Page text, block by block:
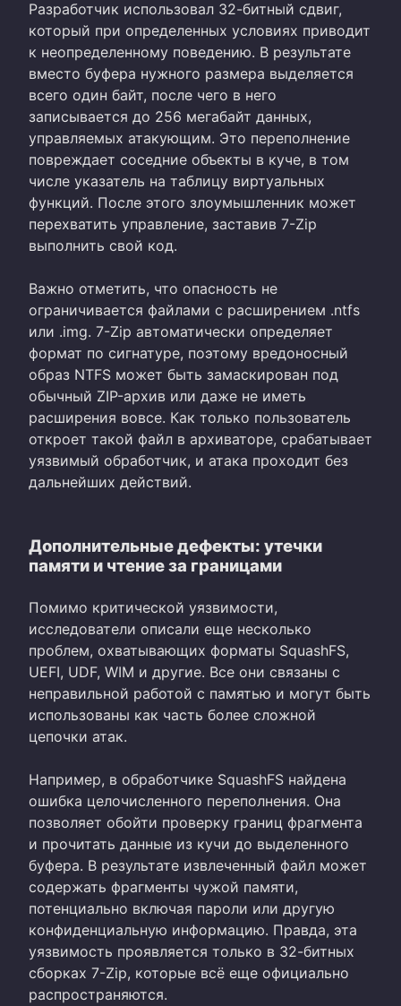
Разработчик использовал 32-битный сдвиг,
который при определенных условиях приводит
к неопределенному поведению. В результате
вместо буфера нужного размера выделяется
всего один байт, после чего в него
записывается до 256 мегабайт данных,
управляемых атакующим. Это переполнение
повреждает соседние объекты в куче, в том
числе указатель на таблицу виртуальных
функций. После этого злоумышленник может
перехватить управление, заставив 7-Zip
выполнить свой код.
Важно отметить, что опасность не
ограничивается файлами с расширением .ntfs
или .img. 7-Zip автоматически определяет
формат по сигнатуре, поэтому вредоносный
образ NTFS может быть замаскирован под
обычный ZIP-архив или даже не иметь
расширения вовсе. Как только пользователь
откроет такой файл в архиваторе, срабатывает
уязвимый обработчик, и атака проходит без
дальнейших действий.
Дополнительные дефекты: утечки
памяти и чтение за границами
Помимо критической уязвимости,
исследователи описали еще несколько
проблем, охватывающих форматы SquashFS,
UEFI, UDF, WIM и другие. Все они связаны с
неправильной работой с памятью и могут быть
использованы как часть более сложной
цепочки атак.
Например, в обработчике SquashFS найдена
ошибка целочисленного переполнения. Она
позволяет обойти проверку границ фрагмента
и прочитать данные из кучи до выделенного
буфера. В результате извлеченный файл может
содержать фрагменты чужой памяти,
потенциально включая пароли или другую
конфиденциальную информацию. Правда, эта
уязвимость проявляется только в 32-битных
сборках 7-Zip, которые всё еще официально
распространяются.